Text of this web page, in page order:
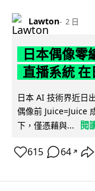
Lawton 2 日
日本偶像零
直播系統
日本 AI 技術界近日
偶像前 Juice=Juice
下，僅憑藉與...
閱
615 64 ↗